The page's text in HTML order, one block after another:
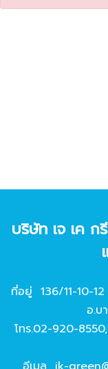
บริษัท เจ เค
ที่อยู่ 136/11-10-
อ.บ
โทร.02-920-8550,